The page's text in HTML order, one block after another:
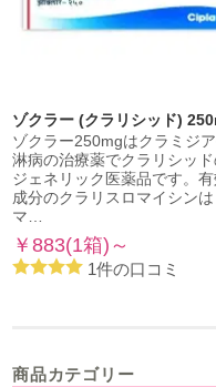
ゾクラー (クラリシッド)
ゾクラー250mgはクラミジ
淋病の治療薬でクラリシッ
ジェネリック医薬品です。有
成分のクラリスロマイシンは
マ…
￥883(1箱)～
1件の口コミ
商品カテゴリー